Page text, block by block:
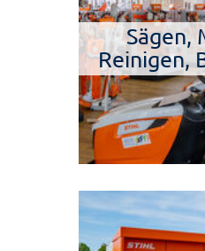
Sägen,
Reinigen,